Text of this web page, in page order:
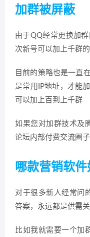
加群被屏蔽
由于QQ经常更换加
次新号可以加上千群
目前的策略也是一直
是常用IP地址，才能
可以加上百到上千群
如果您对加群技术及
论坛内部付费交流圈
哪款营销软件
对于很多新人经常问
答案，永远都是供需关
比如我就需要一个加